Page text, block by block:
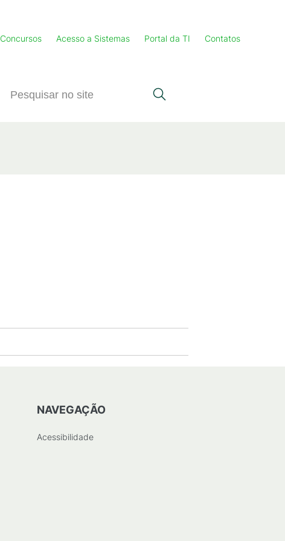
Concursos Acesso a Sistemas Portal da TI Contatos
NAVEGAÇÃO
Acessibilidade